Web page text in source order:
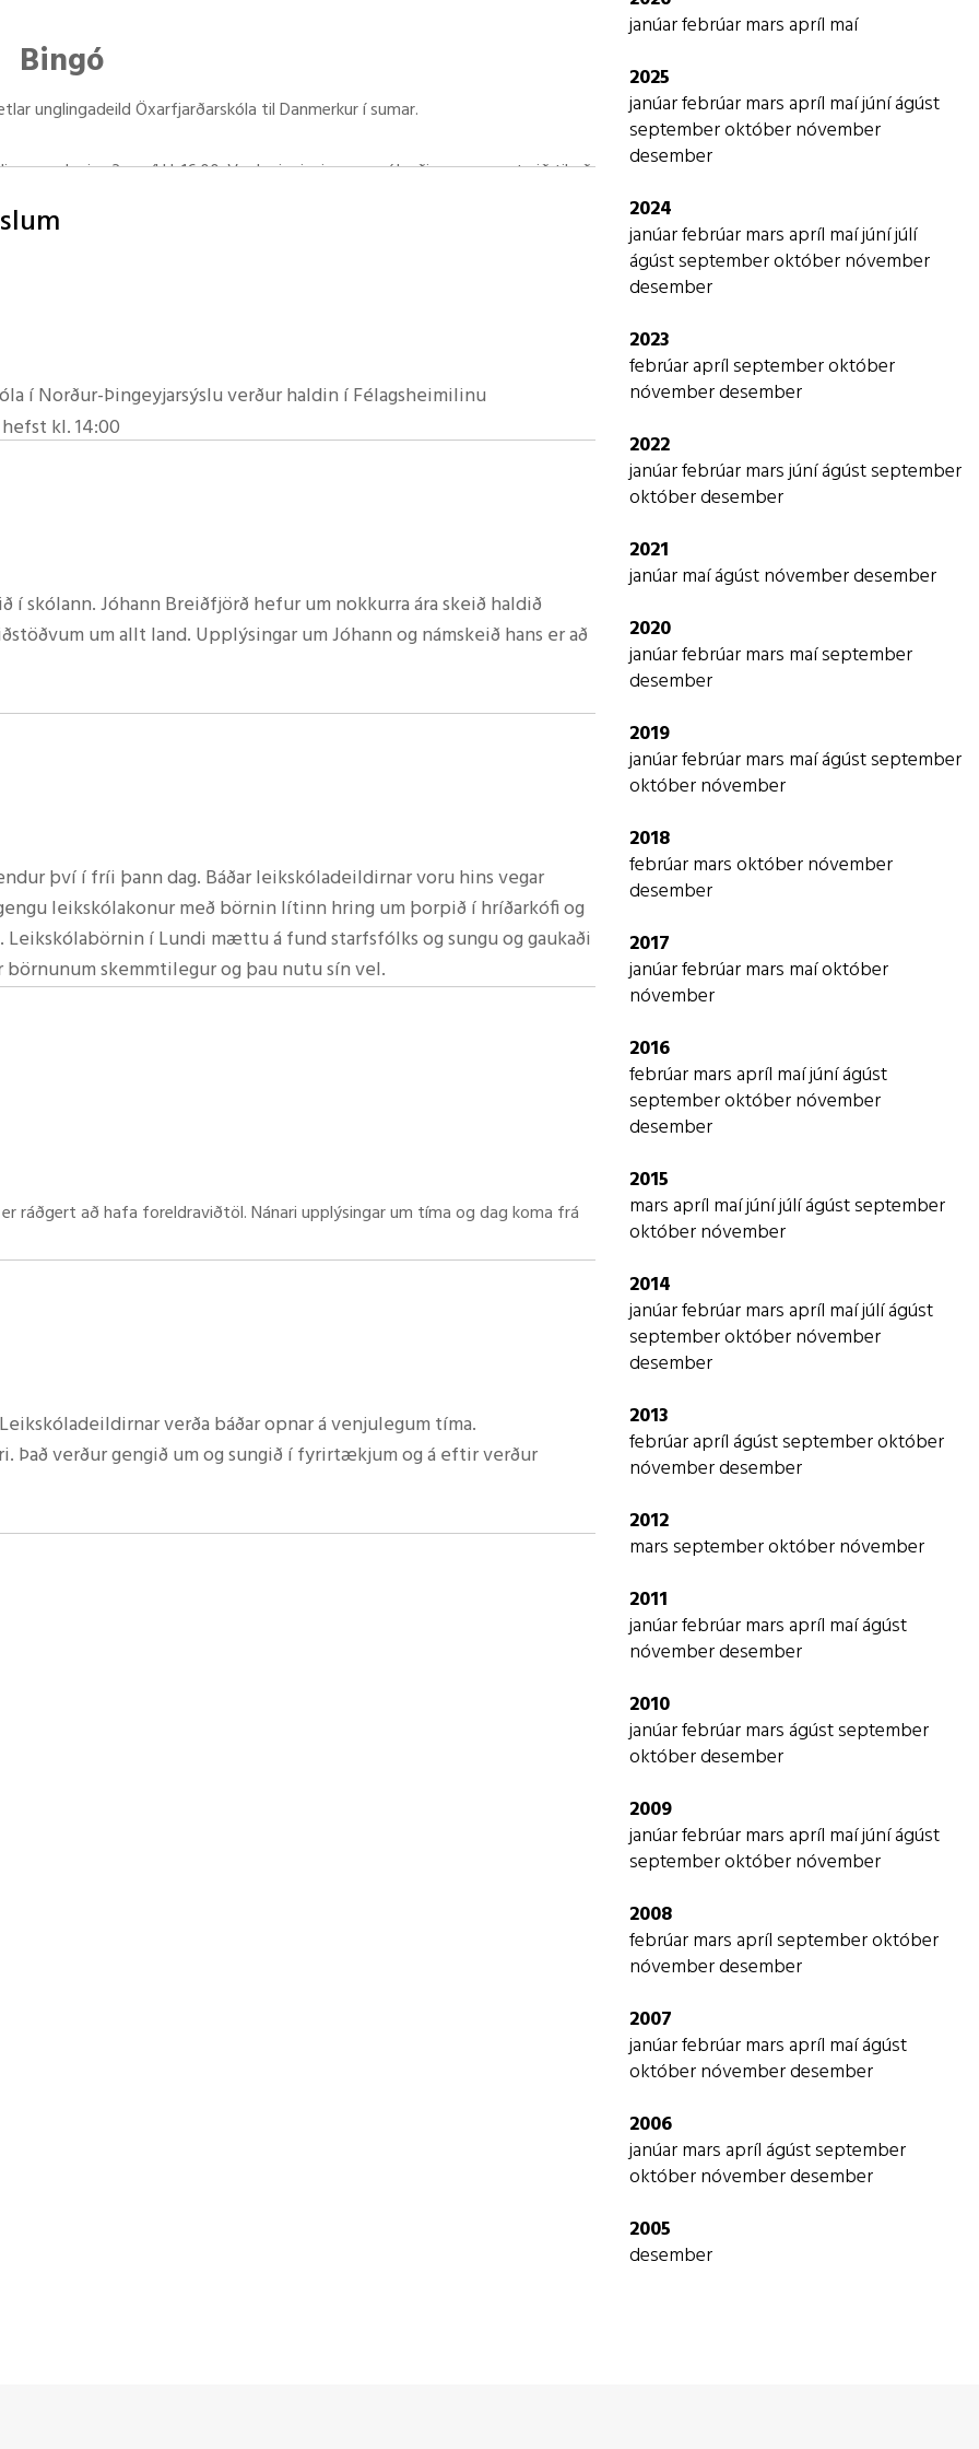
foreldrafélög
skólaráð
Viðbragðsáætlun vegna eineltis,
kynbundinnar áreitni starfsmanna
Jafnréttisáætlun
Ábyrgð og skyldur aðila
Hagnýtar upplýsingar
Bingó
unglingadeild Öxarfjarðarskóla til Danmerkur í sumar.
3. apríl kl. 16:00. Veglegir vinningar eru í boði og vonumst við til að
sjá sem flesta.
í Norður-Þingeyjarsýslu verður haldin í Félagsheimilinu
kl. 14:00
Suður-Þingeyjarsýslu verður haldin í Salnum í Miðhvammi
á svæðinu og flytja tónlist. Foreldrar og aðrir velunnarar
hafa fram að færa.
í skólann. Jóhann Breiðfjörð hefur um nokkurra ára skeið haldið
um allt land. Upplýsingar um Jóhann og námskeið hans er að
í mörgum kössum fullum af kubbum, tannhjólum, lofttjökkum,
sumir misstu sig á kaf í hönnun og smíði úr kubbunum.
vélmenni sem gátu gengið á fjórum fótum, fjórhjóladrifnir bílar
því í fríi þann dag. Báðar leikskóladeildirnar voru hins vegar
leikskólakonur með börnin lítinn hring um þorpið í hríðarkófi og
í Lundi mættu á fund starfsfólks og sungu og gaukaði
börnunum skemmtilegur og þau nutu sín vel.
milli fyrirtækja en Ásta Helga Viðar leiddi gönguna ásamt fleiri
ráðgert að hafa foreldraviðtöl. Nánari upplýsingar um tíma og dag koma frá
Sumarlokun verður, hjá báðum deildum, frá og með 11. Júlí til 15. ágúst.
Björk og Ágústa. Starfsfólk á Kópaskeri verða þær Aðalbjörg og Ásta.
næsta tímabils af þeirri ákvörðun.verða báðar opnar á venjulegum tíma.
Það verður gengið um og sungið í fyrirtækjum og á eftir verður
janúarfebrúarmarsapríl maí
2025
janúarfebrúarmarsapríl maíjúníágúst
septemberoktóbernóvember
desember
2024
janúarfebrúarmarsapríl maíjúníjúlí
ágústseptemberoktóbernóvember
desember
2023
febrúaraprílseptemberoktóber
nóvemberdesember
2022
janúarfebrúarmarsjúníágústseptember
októberdesember
2021
janúarmaíágústnóvemberdesember
2020
janúarfebrúarmars maíseptember
desember
2019
janúarfebrúarmars maíágústseptember
októbernóvember
2018
febrúarmarsoktóbernóvember
desember
2017
janúarfebrúarmars maíoktóber
nóvember
2016
febrúarmarsapríl maíjúníágúst
septemberoktóbernóvember
desember
2015
marsapríl maíjúníjúlíágústseptember
októbernóvember
2014
janúarfebrúarmarsapríl maíjúlíágúst
septemberoktóbernóvember
desember
2013
febrúaraprílágústseptemberoktóber
nóvemberdesember
2012
marsseptemberoktóbernóvember
2011
janúarfebrúarmarsapríl maíágúst
nóvemberdesember
2010
janúarfebrúarmarságústseptember
októberdesember
2009
janúarfebrúarmarsapríl maíjúníágúst
septemberoktóbernóvember
2008
febrúarmarsaprílseptemberoktóber
nóvemberdesember
2007
janúarfebrúarmarsapríl maíágúst
októbernóvemberdesember
2006
janúarmarsaprílágústseptember
októbernóvemberdesember
2005
desember